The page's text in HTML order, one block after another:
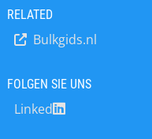
RELATED
Bulkgids.nl
FOLGEN SIE UNS
Linked